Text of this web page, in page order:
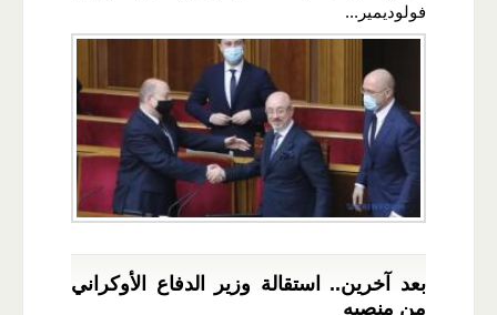
فولوديمير...
بعد آخرين.. استقالة وزير الدفاع الأوكراني
من منصبه